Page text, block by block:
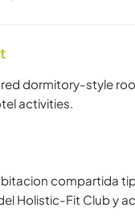
dormitory-style
activities.
compartida
Holistic-Fit Club y